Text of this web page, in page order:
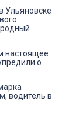
Ульяновске
настоящее
о
водитель в